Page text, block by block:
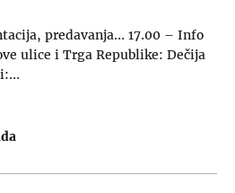
predavanja… 17.00 – Info
ulice i Trga Republike: Dečija